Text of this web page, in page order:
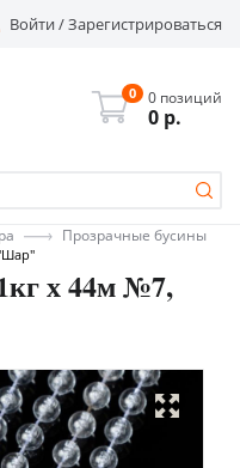
Войти/Зарегистрироваться
0 0 позиций
0 р.
Прозрачные бусины
х 44м №7,